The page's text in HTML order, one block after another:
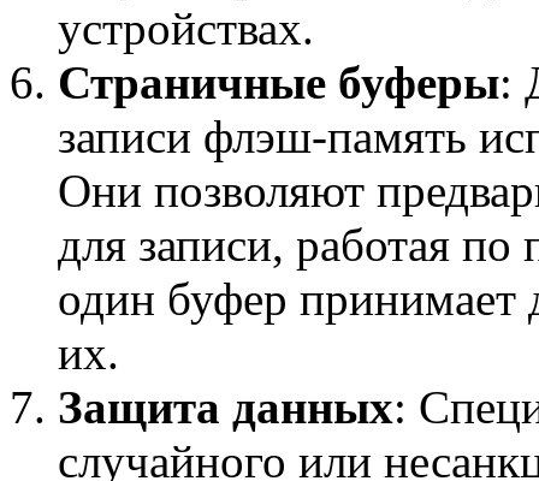
устройствах.
Страничные буферы:
записи флэш-память
Они позволяют
для записи, работая
один буфер принимает
их.
Защита данных:
случайного или